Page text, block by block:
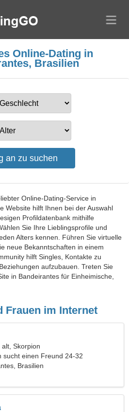
Online-Dating in
Brasilien
Online-Dating-Service in
Website hilft Ihnen bei der Auswahl
Profildatenbank mithilfe
Sie Ihre Lieblingsprofile und
Alters kennen. Führen Sie virtuelle
neue Bekanntschaften in einem
hilft Singles, Kontakte zu
aufzubauen. Treten Sie
in Bandeirantes für Einheimische,
Frauen im Internet
alt, Skorpion
sucht einen Freund 24-32
Brasilien